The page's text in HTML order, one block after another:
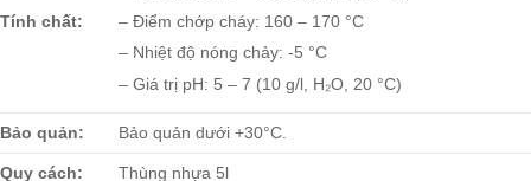
Tính chất:
– Điểm chớp cháy: 160 – 170 °C
– Nhiệt độ nóng chảy: -5 °C
– Giá trị pH: 5 – 7 (10 g/l, H₂O, 20 °C)
Bảo quản: Bảo quản dưới +30°C.
Quy cách: Thùng nhựa 5l